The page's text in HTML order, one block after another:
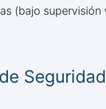
(bajo supervisión